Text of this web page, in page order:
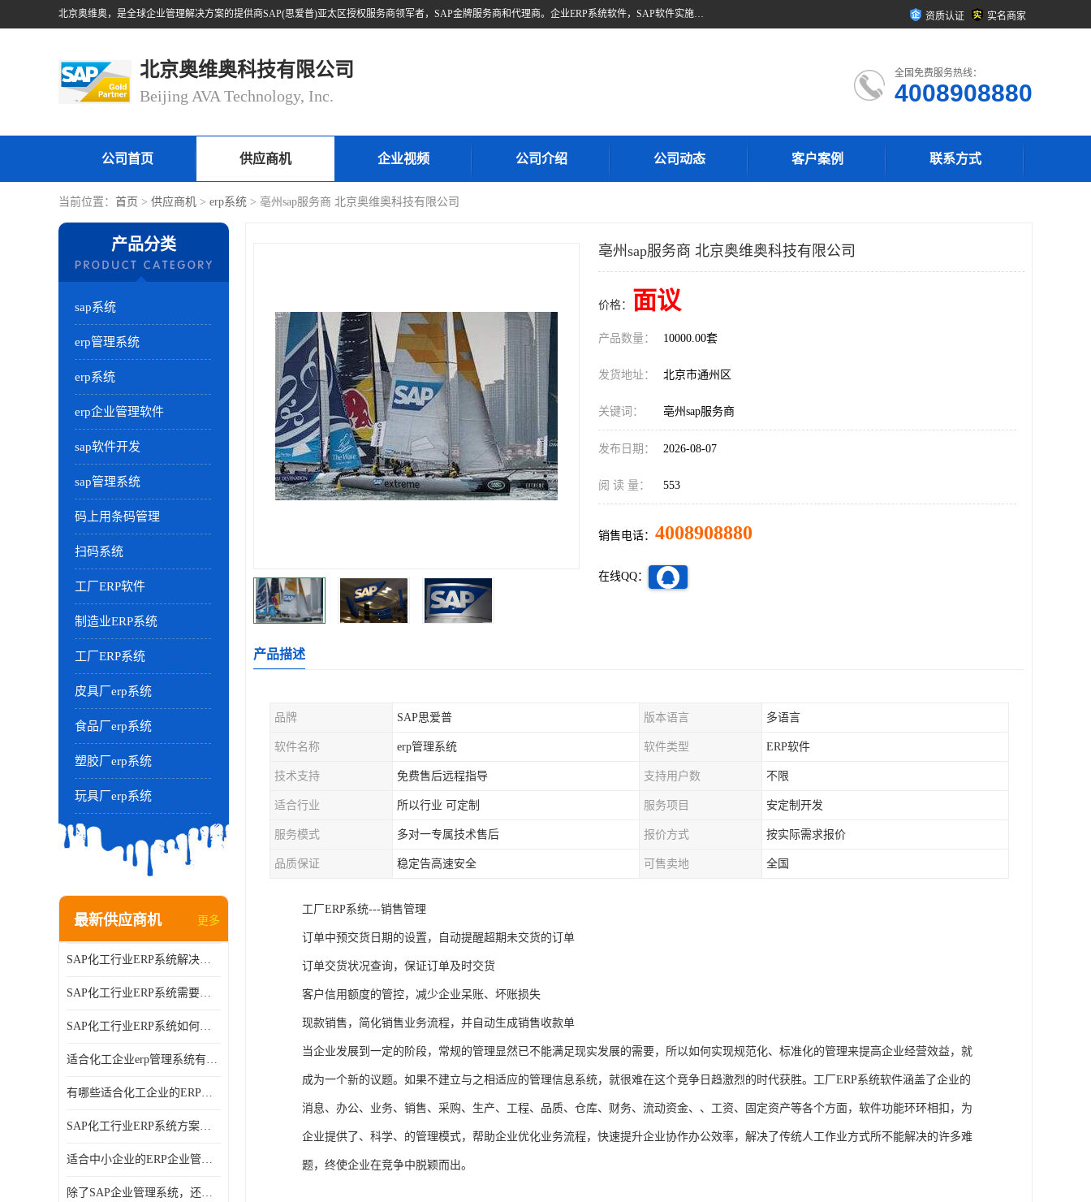
北京奥维奥，是全球企业管理解决方案的提供商SAP(思爱普)亚太区授权服务商领军者，SAP金牌服务商和代理商。企业ERP系统软件，SAP软件实施，17年来服务客户1500多家。提供SAP Business One，SAP Business ByDesign，SAP S/4HANA Cloud，SAP Analytics Cloud （分析云）等产品与解决方案。咨询专线：400-890-8880 资质认证 实名商家
北京奥维奥科技有限公司
Beijing AVA Technology, Inc.
全国免费服务热线：
4008908880
公司首页 供应商机 企业视频 公司介绍 公司动态 客户案例 联系方式
当前位置： 首页 > 供应商机 > erp系统 > 亳州sap服务商 北京奥维奥科技有限公司
产品分类
sap系统
erp管理系统
erp系统
erp企业管理软件
sap软件开发
sap管理系统
码上用条码管理
扫码系统
工厂ERP软件
制造业ERP系统
工厂ERP系统
皮具厂erp系统
食品厂erp系统
塑胶厂erp系统
玩具厂erp系统
最新供应商机 更多
SAP化工行业ERP系统解决方案的细节和功能介绍？北京奥维奥
SAP化工行业ERP系统需要多少钱？北京奥维奥
SAP化工行业ERP系统如何帮助企业提率和降？北京奥维奥
适合化工企业erp管理系统有哪些？分别有哪些优势?
有哪些适合化工企业的ERP管理系统？分别需要多少钱？
SAP化工行业ERP系统方案介绍？SAP实施商，北京奥维奥
适合中小企业的ERP企业管理系统的价格大概是多少？北京奥维奥
除了SAP企业管理系统，还有哪些类似的企业管理软件可以推荐？
亳州sap服务商 北京奥维奥科技有限公司
价格： 面议
产品数量： 10000.00套
发货地址： 北京市通州区
关键词： 亳州sap服务商
发布日期： 2026-08-07
阅 读 量： 553
销售电话： 4008908880
在线QQ：
产品描述
品牌 SAP思爱普 版本语言 多语言
软件名称 erp管理系统 软件类型 ERP软件
技术支持 免费售后远程指导 支持用户数 不限
适合行业 所以行业 可定制 服务项目 安定制开发
服务模式 多对一专属技术售后 报价方式 按实际需求报价
品质保证 稳定告高速安全 可售卖地 全国
工厂ERP系统---销售管理
订单中预交货日期的设置，自动提醒超期未交货的订单
订单交货状况查询，保证订单及时交货
客户信用额度的管控，减少企业呆账、坏账损失
现款销售，简化销售业务流程，并自动生成销售收款单
当企业发展到一定的阶段，常规的管理显然已不能满足现实发展的需要，所以如何实现规范化、标准化的管理来提高企业经营效益，就
成为一个新的议题。如果不建立与之相适应的管理信息系统，就很难在这个竞争日趋激烈的时代获胜。工厂ERP系统软件涵盖了企业的
消息、办公、业务、销售、采购、生产、工程、品质、仓库、财务、流动资金、、工资、固定资产等各个方面，软件功能环环相扣，为
企业提供了、科学、的管理模式，帮助企业优化业务流程，快速提升企业协作办公效率，解决了传统人工作业方式所不能解决的许多难
题，终使企业在竞争中脱颖而出。